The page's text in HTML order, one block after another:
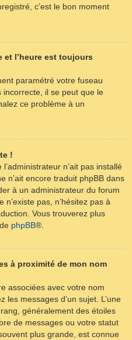
c’est le bon moment
et l’heure est toujours
paramétré votre fuseau
incorrecte, il se peut que le
ce problème à un
!
n’ait pas installé
n’ait encore traduit phpBB dans
à un administrateur du forum
n’existe pas, n’hésitez pas à
Vous trouverez plus
phpBB®.
à proximité de mon nom
associées avec votre nom
les messages d’un sujet. L’une
généralement des étoiles
de messages ou votre statut
plus grande, est connue